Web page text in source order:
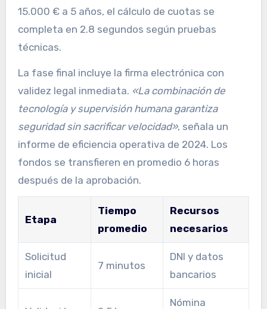
15.000 € a 5 años, el cálculo de cuotas se
completa en 2.8 segundos según pruebas
técnicas.
La fase final incluye la firma electrónica con
validez legal inmediata. «La combinación de
tecnología y supervisión humana garantiza
seguridad sin sacrificar velocidad», señala un
informe de eficiencia operativa de 2024. Los
fondos se transfieren en promedio 6 horas
después de la aprobación.
Etapa
Tiempo
promedio
Recursos
necesarios
Solicitud
inicial
7 minutos
DNI y datos
bancarios
Nómina